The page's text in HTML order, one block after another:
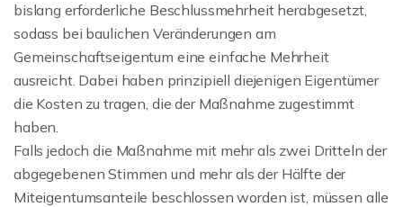
bislang erforderliche Beschlussmehrheit herabgesetzt,
sodass bei baulichen Veränderungen am
Gemeinschaftseigentum eine einfache Mehrheit
ausreicht. Dabei haben prinzipiell diejenigen Eigentümer
die Kosten zu tragen, die der Maßnahme zugestimmt
haben.
Falls jedoch die Maßnahme mit mehr als zwei Dritteln der
abgegebenen Stimmen und mehr als der Hälfte der
Miteigentumsanteile beschlossen worden ist, müssen alle